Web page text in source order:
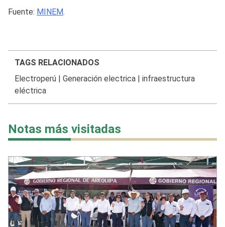
Fuente: MINEM.
TAGS RELACIONADOS
Electroperú| Generación electrica| infraestructura
eléctrica
Notas más visitadas